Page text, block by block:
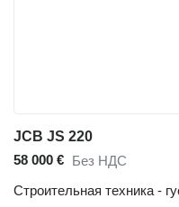
JCB JS 220
58 000 € Без НДС
Строительная техника -